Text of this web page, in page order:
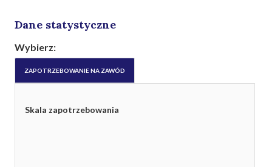
Dane statystyczne
Wybierz:
ZAPOTRZEBOWANIE NA ZAWÓD
Skala zapotrzebowania